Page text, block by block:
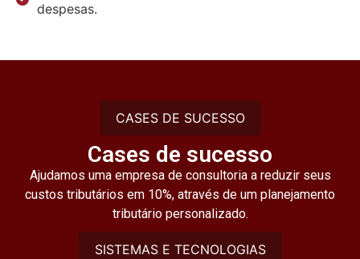
despesas.
CASES DE SUCESSO
SISTEMAS E TECNOLOGIAS
Cases de sucesso
Ajudamos uma empresa de consultoria a reduzir seus
custos tributários em 10%, através de um planejamento
tributário personalizado.